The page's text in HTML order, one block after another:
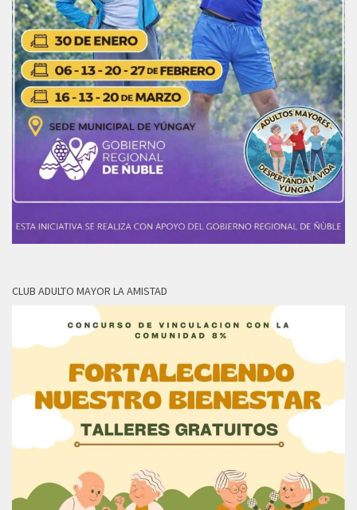
CLUB ADULTO MAYOR LA AMISTAD